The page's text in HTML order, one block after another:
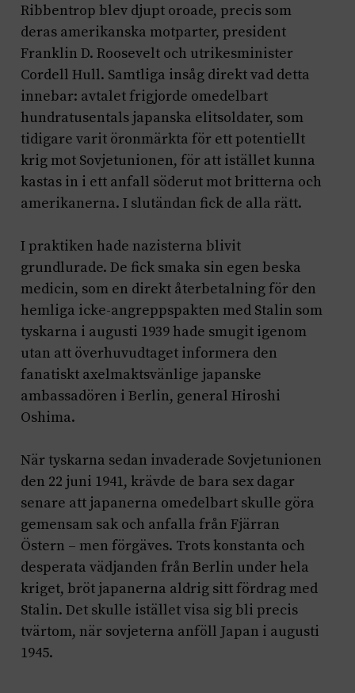
Ribbentrop blev djupt oroade, precis som
deras amerikanska motparter, president
Franklin D. Roosevelt och utrikesminister
Cordell Hull. Samtliga insåg direkt vad detta
innebar: avtalet frigjorde omedelbart
hundratusentals japanska elitsoldater, som
tidigare varit öronmärkta för ett potentiellt
krig mot Sovjetunionen, för att istället kunna
kastas in i ett anfall söderut mot britterna och
amerikanerna. I slutändan fick de alla rätt.
I praktiken hade nazisterna blivit
grundlurade. De fick smaka sin egen beska
medicin, som en direkt återbetalning för den
hemliga icke-angreppspakten med Stalin som
tyskarna i augusti 1939 hade smugit igenom
utan att överhuvudtaget informera den
fanatiskt axelmaktsvänlige japanske
ambassadören i Berlin, general Hiroshi
Oshima.
När tyskarna sedan invaderade Sovjetunionen
den 22 juni 1941, krävde de bara sex dagar
senare att japanerna omedelbart skulle göra
gemensam sak och anfalla från Fjärran
Östern – men förgäves. Trots konstanta och
desperata vädjanden från Berlin under hela
kriget, bröt japanerna aldrig sitt fördrag med
Stalin. Det skulle istället visa sig bli precis
tvärtom, när sovjeterna anföll Japan i augusti
1945.